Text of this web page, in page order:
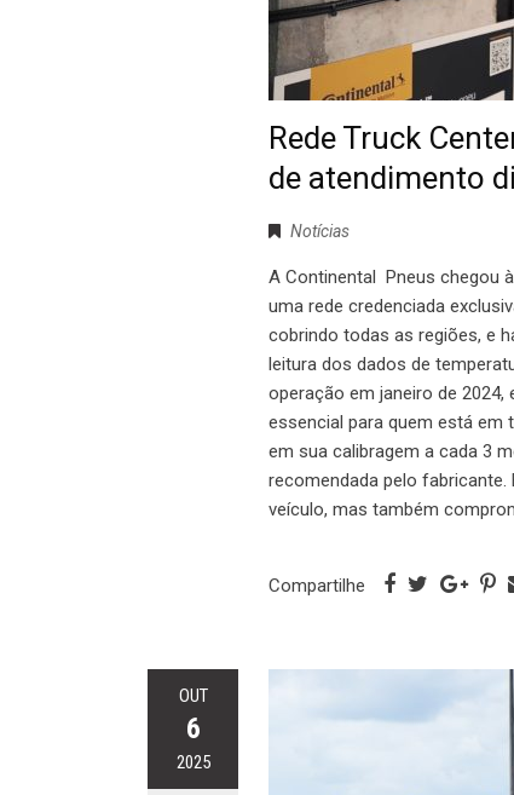
Rede Truck
de atendimento
Notícias
A Continental Pneus chegou
uma rede credenciada
cobrindo todas as regiões, e
leitura dos dados de
operação em janeiro de
essencial para quem está em
em sua calibragem a cada 3
recomendada pelo
veículo, mas também
Compartilhe
OUT
6
2025